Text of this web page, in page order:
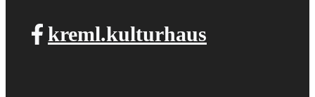
kreml.kulturhaus